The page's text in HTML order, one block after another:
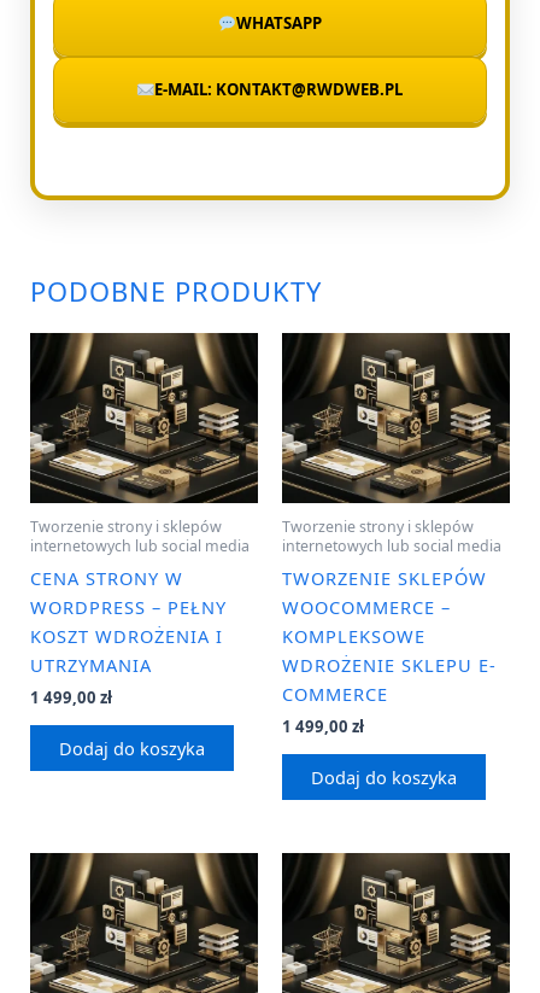
WHATSAPP
E-MAIL: KONTAKT@RWDWEB.PL
PODOBNE PRODUKTY
Tworzenie strony i sklepów
internetowych lub social media
CENA STRONY W
WORDPRESS – PEŁNY
KOSZT WDROŻENIA I
UTRZYMANIA
1 499,00 zł
Dodaj do koszyka
Tworzenie strony i sklepów
internetowych lub social media
TWORZENIE SKLEPÓW
WOOCOMMERCE –
KOMPLEKSOWE
WDROŻENIE SKLEPU E-
COMMERCE
1 499,00 zł
Dodaj do koszyka